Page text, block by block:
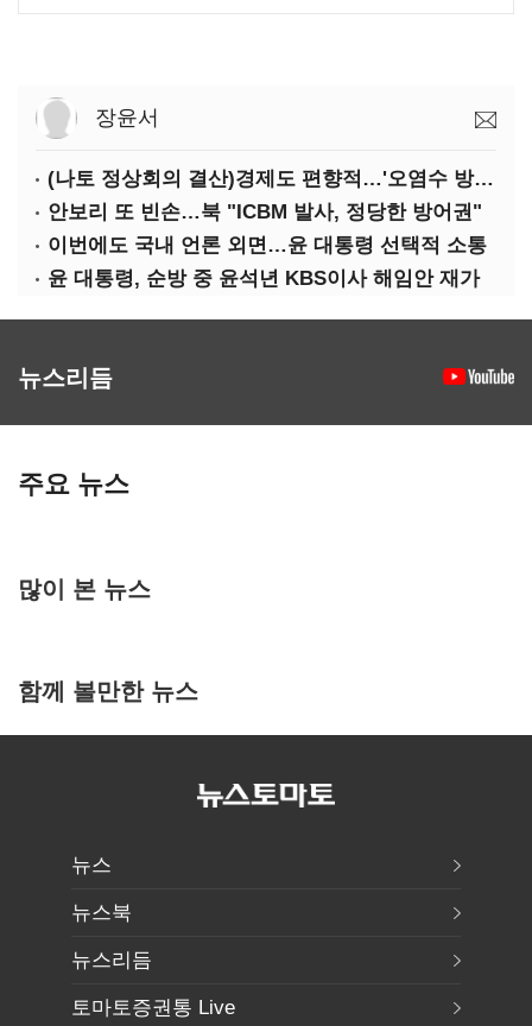
장윤서
(나토 정상회의 결산)경제도 편향적…'오염수 방류'만 용인
안보리 또 빈손…북 "ICBM 발사, 정당한 방어권"
이번에도 국내 언론 외면…윤 대통령 선택적 소통
윤 대통령, 순방 중 윤석년 KBS이사 해임안 재가
뉴스리듬
주요 뉴스
많이 본 뉴스
함께 볼만한 뉴스
뉴스
뉴스북
뉴스리듬
토마토증권통 Live